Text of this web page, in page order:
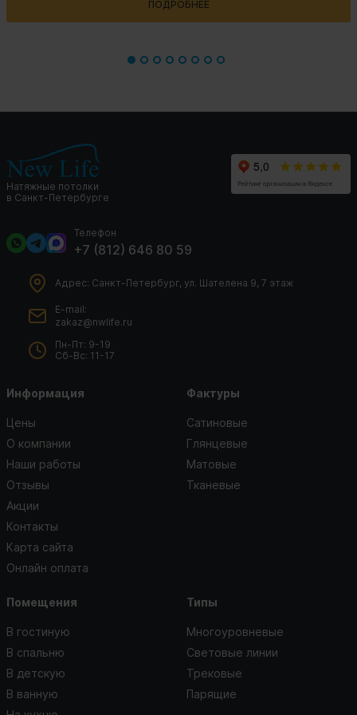
ПОДРОБНЕЕ
Натяжные потолки
в Санкт-Петербурге
Телефон
+7 (812) 646 80 59
Адрес: Санкт-Петербург, ул. Шателена 9, 7 этаж
E-mail:
zakaz@nwlife.ru
Пн-Пт: 9-19
Сб-Вс: 11-17
Информация
Цены
О компании
Наши работы
Отзывы
Акции
Контакты
Карта сайта
Онлайн оплата
Фактуры
Сатиновые
Глянцевые
Матовые
Тканевые
Помещения
В гостиную
В спальню
В детскую
В ванную
Типы
Многоуровневые
Световые линии
Трековые
Парящие